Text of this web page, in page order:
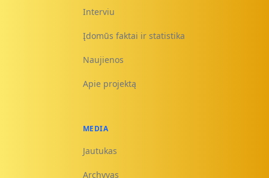
Interviu
Įdomūs faktai ir statistika
Naujienos
Apie projektą
MEDIA
Jautukas
Archyvas